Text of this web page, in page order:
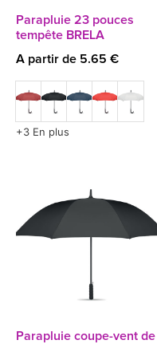
Parapluie 23 pouces
tempête BRELA
A partir de 5.65 €
+3 En plus
Parapluie coupe-vent de